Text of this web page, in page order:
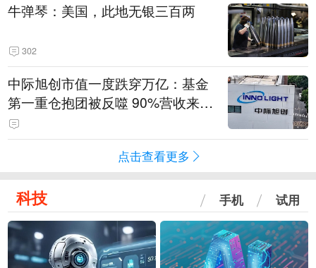
牛弹琴：美国，此地无银三百两
302
中际旭创市值一度跌穿万亿：基金
第一重仓抱团被反噬 90%营收来自
海外存压力
点击查看更多
科技 手机 试用